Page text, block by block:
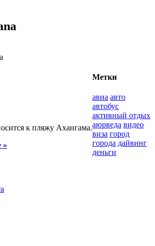
к пляжу Ахангама.
»
Метки
авиа авто
автобус
активный отдых
аюрведа видео
виза город
города дайвинг
деньги